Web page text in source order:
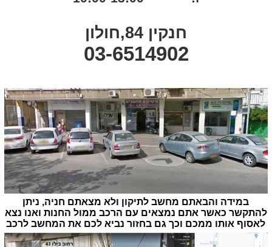
במידה והבאתם מחשב לתיקון ולא מצאתם חניה, ניתן
להתקשר כאשר אתם נמצאים עם הרכב ממול החנות ואנו נצא
לאסוף אותו ממכם וכך גם בחזור נביא לכם את המחשב לרכב
חנקין 84,חולון
03-6514902